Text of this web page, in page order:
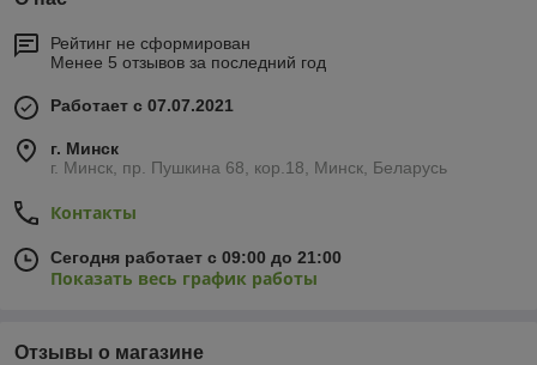
Рейтинг не сформирован
Менее 5 отзывов за последний год
Работает с 07.07.2021
г. Минск
г. Минск, пр. Пушкина 68, кор.18, Минск, Беларусь
Контакты
Сегодня работает с 09:00 до 21:00
Показать весь график работы
Отзывы о магазине